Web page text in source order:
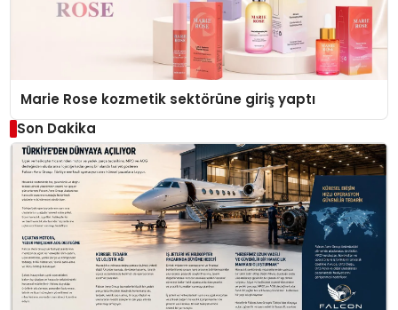
Marie Rose kozmetik sektörüne giriş yaptı
Son Dakika